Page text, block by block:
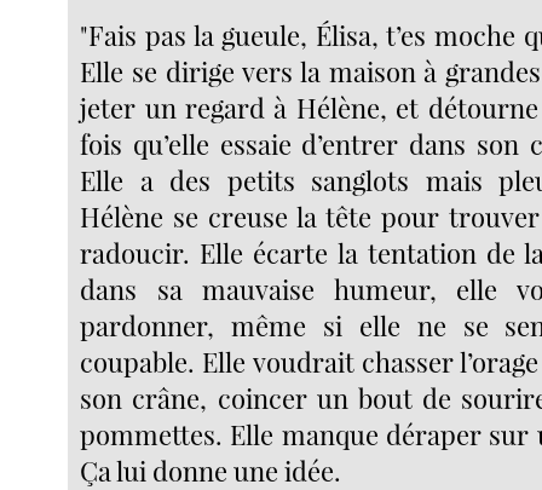
"Fais pas la gueule, Élisa, t’es moche
Elle se dirige vers la maison à
jeter un regard à Hélène, et
fois qu’elle essaie d’entrer dans son
Elle a des petits sanglots mais
Hélène se creuse la tête pour
radoucir. Elle écarte la tentation de
dans sa mauvaise humeur, elle
pardonner, même si elle ne se
coupable. Elle voudrait chasser
son crâne, coincer un bout de
pommettes. Elle manque déraper sur
Ça lui donne une idée.